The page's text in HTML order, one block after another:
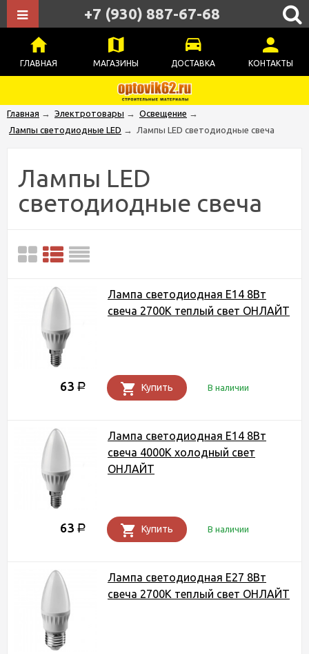
ГЛАВНАЯ МАГАЗИНЫ ДОСТАВКА КОНТАКТЫ
+7 (930) 887-67-68
Главная → Электротовары → Освещение →
Лампы светодиодные LED → Лампы LED светодиодные свеча
Лампы LED
светодиодные свеча
Лампа светодиодная Е14 8Вт
свеча 2700К теплый свет ОНЛАЙТ
63 Р Купить В наличии
Лампа светодиодная Е14 8Вт
свеча 4000К холодный свет
ОНЛАЙТ
63 Р Купить В наличии
Лампа светодиодная Е27 8Вт
свеча 2700К теплый свет ОНЛАЙТ